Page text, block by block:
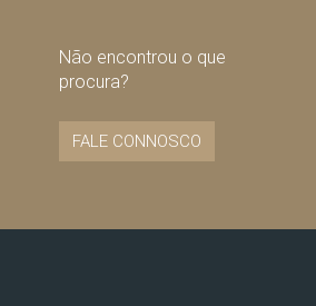
Não encontrou o que
procura?
FALE CONNOSCO